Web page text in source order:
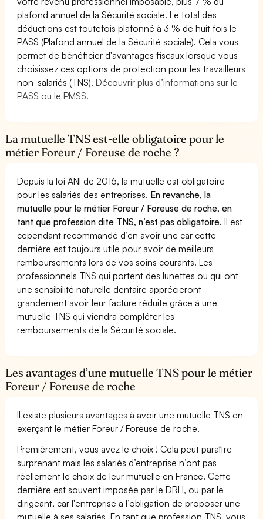
plafond annuel de la Sécurité sociale. Le total des
déductions est toutefois plafonné à 3 % de huit fois le
PASS (Plafond annuel de la Sécurité sociale). Cela vous
permet de bénéficier d'avantages fiscaux lorsque vous
choisissez ces options de protection pour les travailleurs
non-salariés (TNS).Découvrir plus d’informations sur le
PASS ou le PMSS.
La mutuelle TNS est-elle obligatoire pour le
métier Foreur / Foreuse de roche ?
Depuis la loi ANI de 2016, la mutuelle est obligatoire
pour les salariés des entreprises. En revanche, la
mutuelle pour le métier Foreur / Foreuse de roche, en
tant que profession dite TNS, n’est pas obligatoire.Il est
cependant recommandé d’en avoir une car cette
dernière est toujours utile pour avoir de meilleurs
remboursements lors de vos soins courants. Les
professionnels TNS qui portent des lunettes ou qui ont
une sensibilité naturelle dentaire apprécieront
grandement avoir leur facture réduite grâce à une
mutuelle TNS qui viendra compléter les
remboursements de la Sécurité sociale.
Les avantages d’une mutuelle TNS pour le métier
Foreur / Foreuse de roche
Il existe plusieurs avantages à avoir une mutuelle TNS en
exerçant le métier Foreur / Foreuse de roche.
Premièrement, vous avez le choix ! Cela peut paraître
surprenant mais les salariés d’entreprise n’ont pas
réellement le choix de leur mutuelle en France. Cette
dernière est souvent imposée par le DRH, ou par le
dirigeant, car l'entreprise a l’obligation de proposer une
mutuelle à ses salariés. En tant que profession TNS, vous